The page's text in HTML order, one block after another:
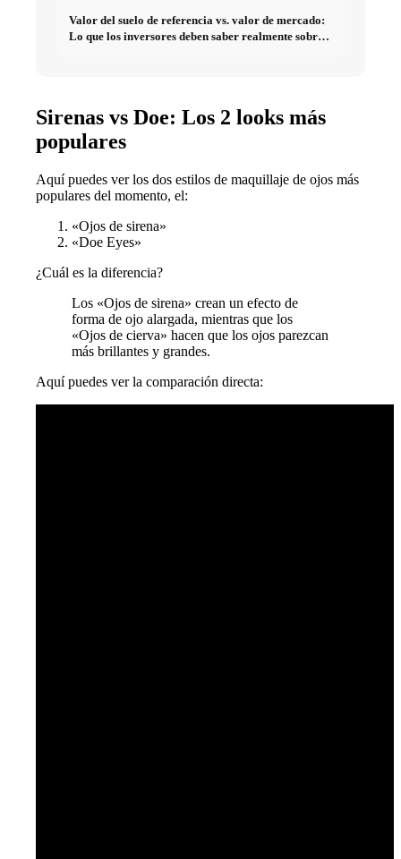
Valor del suelo de referencia vs. valor de mercado:
Lo que los inversores deben saber realmente sobre
Sirenas vs Doe: Los 2 looks más
populares
Aquí puedes ver los dos estilos de maquillaje de ojos más
populares del momento, el:
«Ojos de sirena»
«Doe Eyes»
¿Cuál es la diferencia?
Los «Ojos de sirena» crean un efecto de
forma de ojo alargada, mientras que los
«Ojos de cierva» hacen que los ojos parezcan
más brillantes y grandes.
Aquí puedes ver la comparación directa: